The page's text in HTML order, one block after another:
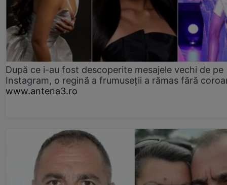
După ce i-au fost descoperite mesajele vechi de pe
Instagram, o regină a frumuseții a rămas fără
www.antena3.ro